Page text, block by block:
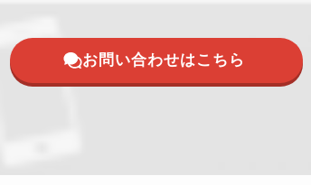
お問い合わせはこちら